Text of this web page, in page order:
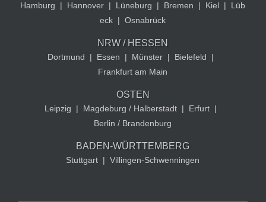
Hamburg | Hannover | Lüneburg | Bremen | Kiel |
Lüb
eck | Osnabrück
NRW / HESSEN
Dortmund | Essen | Münster | Bielefeld
|
Frankfurt am Main
OSTEN
Leipzig | Magdeburg / Halberstadt | Erfurt |
Berlin / Brandenburg
BADEN-WÜRTTEMBERG
Stuttgart | Villingen-Schwenningen